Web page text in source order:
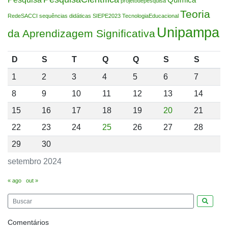
RedeSACCI sequências didáticas SIEPE2023 TecnologiaEducacional Teoria
da Aprendizagem Significativa Unipampa
setembro 2024
D S T Q Q S
S
1
2 3 4 5 6
7
8
9 10 11 12 13
14
15
16 17 18 19 20
21
22
23 24 25 26 27
28
29
30
« ago out »
Comentários